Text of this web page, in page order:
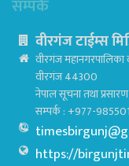
सम्पर्क
वीरगंज टाईम्स
वीरगंज महानगरपालिका
वीरगंज 44300
नेपाल सूचना तथा
सम्पर्क : +977-
https://